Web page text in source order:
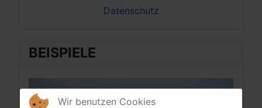
Datenschutz
BEISPIELE
Wir benutzen Cookies